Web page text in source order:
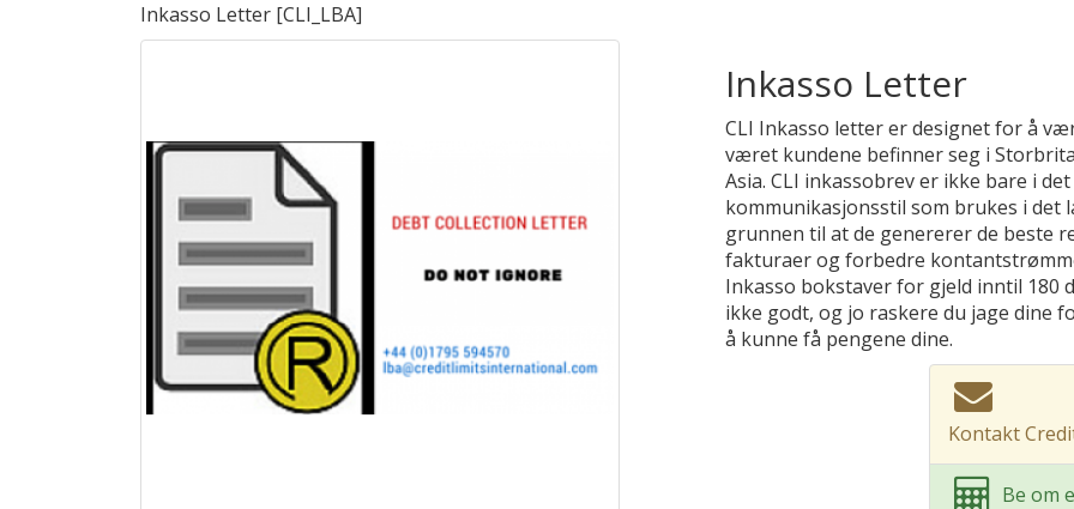
Inkasso Letter [CLI_LBA]
Inkasso Letter
CLI Inkasso letter er designet for å
været kundene befinner seg i
Asia. CLI inkassobrev er ikke bare i
kommunikasjonsstil som brukes i det
grunnen til at de genererer de beste
fakturaer og forbedre
Inkasso bokstaver for gjeld inntil 180
ikke godt, og jo raskere du jage dine
å kunne få pengene dine.
Kontakt
Be om